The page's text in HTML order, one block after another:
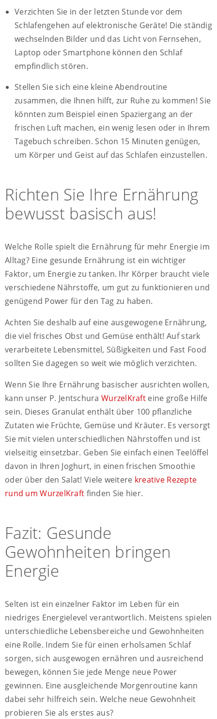
Verzichten Sie in der letzten Stunde vor dem
Schlafengehen auf elektronische Geräte! Die ständig
wechselnden Bilder und das Licht von Fernsehen,
Laptop oder Smartphone können den Schlaf
empfindlich stören.
Stellen Sie sich eine kleine Abendroutine
zusammen, die Ihnen hilft, zur Ruhe zu kommen! Sie
könnten zum Beispiel einen Spaziergang an der
frischen Luft machen, ein wenig lesen oder in Ihrem
Tagebuch schreiben. Schon 15 Minuten genügen,
um Körper und Geist auf das Schlafen einzustellen.
Richten Sie Ihre Ernährung
bewusst basisch aus!
Welche Rolle spielt die Ernährung für mehr Energie im
Alltag? Eine gesunde Ernährung ist ein wichtiger
Faktor, um Energie zu tanken. Ihr Körper braucht viele
verschiedene Nährstoffe, um gut zu funktionieren und
genügend Power für den Tag zu haben.
Achten Sie deshalb auf eine ausgewogene Ernährung,
die viel frisches Obst und Gemüse enthält! Auf stark
verarbeitete Lebensmittel, Süßigkeiten und Fast Food
sollten Sie dagegen so weit wie möglich verzichten.
Wenn Sie Ihre Ernährung basischer ausrichten wollen,
kann unser P. JentschuraWurzelKrafteine große Hilfe
sein. Dieses Granulat enthält über 100 pflanzliche
Zutaten wie Früchte, Gemüse und Kräuter. Es versorgt
Sie mit vielen unterschiedlichen Nährstoffen und ist
vielseitig einsetzbar. Geben Sie einfach einen Teelöffel
davon in Ihren Joghurt, in einen frischen Smoothie
oder über den Salat! Viele weitere kreative Rezepte
rund um WurzelKraft finden Sie hier.
Fazit: Gesunde
Gewohnheiten bringen
Energie
Selten ist ein einzelner Faktor im Leben für ein
niedriges Energielevel verantwortlich. Meistens spielen
unterschiedliche Lebensbereiche und Gewohnheiten
eine Rolle. Indem Sie für einen erholsamen Schlaf
sorgen, sich ausgewogen ernähren und ausreichend
bewegen, können Sie jede Menge neue Power
gewinnen. Eine ausgleichende Morgenroutine kann
dabei sehr hilfreich sein. Welche neue Gewohnheit
probieren Sie als erstes aus?